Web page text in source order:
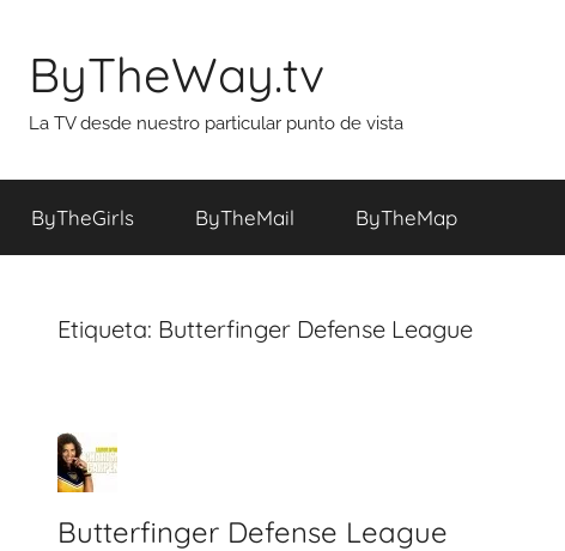
contenido
ByTheWay.tv
La TV desde nuestro particular punto de vista
ByTheGirls ByTheMail ByTheMap
Etiqueta: Butterfinger Defense League
Butterfinger Defense League